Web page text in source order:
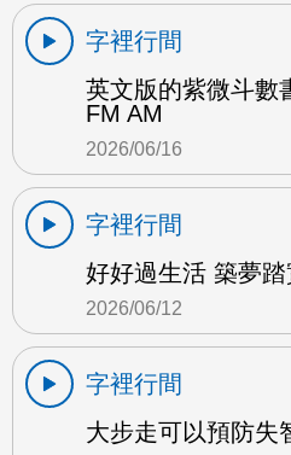
字裡行間
英文版的紫微斗數
FM AM
2026/06/16
字裡行間
好好過生活 築夢
2026/06/12
字裡行間
大步走可以預防失